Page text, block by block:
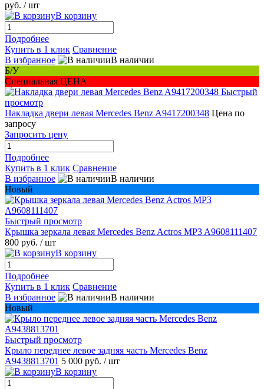
руб. / шт
В корзину
Подробнее
Купить в 1 клик Сравнение
В избранное
В наличии
Б/У
Специальная ЦЕНА
Быстрый
просмотр
Накладка двери левая Mercedes Benz A9417200348 Цена по
запросу
Запросить цену
Подробнее
Купить в 1 клик Сравнение
В избранное
В наличии
Новый
Быстрый просмотр
Крышка зеркала левая Mercedes Benz Actros MP3 A9608111407
800 руб. / шт
В корзину
Подробнее
Купить в 1 клик Сравнение
В избранное
В наличии
Новый
Быстрый просмотр
Крыло переднее левое задняя часть Mercedes Benz
A9438813701 5 000 руб. / шт
В корзину